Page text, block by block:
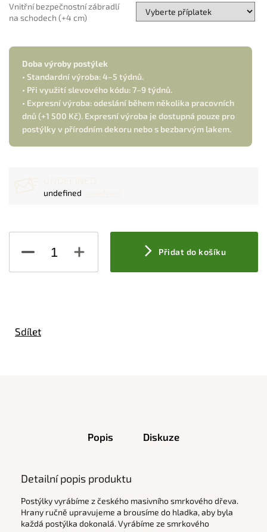
Vnitřní bezpečnostní zábradlí
na schodech (+4 cm)
Přidat do košíku
Doba výroby postýlek
• Standardní výroba: 4–5 týdnů.
• Při využití slevového kódu: 7–9 týdnů.
• Expresní výroba: odeslání během několika pracovních
dnů (+1 500 Kč). Expresní výroba je dostupná pouze pro
postýlky v přírodním dekoru nebo s bezbarvým lakem.
undefined
Sdílet
Popis Diskuze
Detailní popis produktu
Postýlky vyrábíme z českého masivního smrkového dřeva.
Hrany ručně upravujeme a brousíme do hladka, aby byla
každá postýlka dokonalá. Vyrábíme ze smrkového